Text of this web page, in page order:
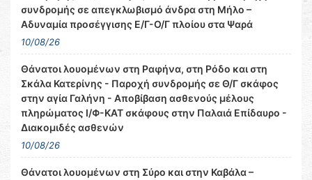
συνδρομής σε απεγκλωβισμό άνδρα στη Μήλο –
Αδυναμία προσέγγισης Ε/Γ-Ο/Γ πλοίου στα Ψαρά
10/08/26
Θάνατοι λουομένων στη Ραφήνα, στη Ρόδο και στη
Σκάλα Κατερίνης - Παροχή συνδρομής σε Θ/Γ σκάφος
στην αγία Γαλήνη - Αποβίβαση ασθενούς μέλους
πληρώματος Ι/Φ-ΚΑΤ σκάφους στην Παλαιά Επίδαυρο -
Διακομιδές ασθενών
10/08/26
Θάνατοι λουομένων στη Σύρο και στην Καβάλα –